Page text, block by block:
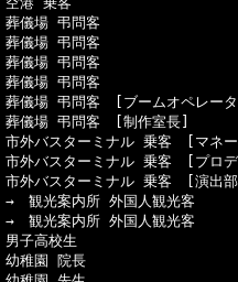
場 弔問客
場 弔問客
場 弔問客
場 弔問客
弔問客　[ブームオペレー
弔問客　[制作室長]
スターミナル 乗客　[マネー
スターミナル 乗客　[プロデ
バスターミナル 乗客　[演出
案内所 外国人観光客
案内所 外国人観光客
高校生
園 院長